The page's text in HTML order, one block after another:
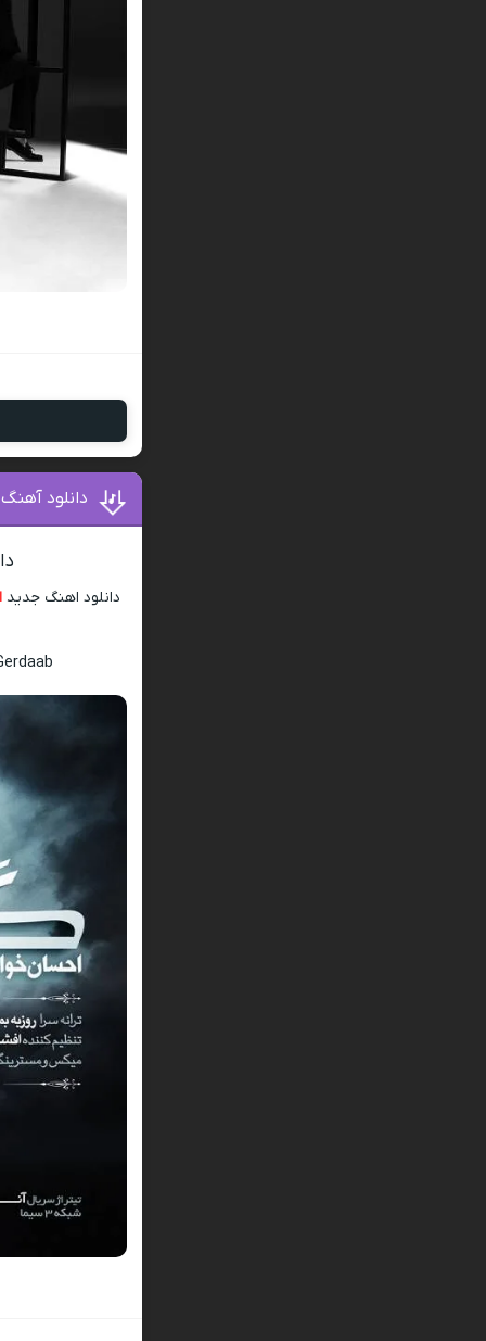
دانلود
دانلود اهنگ جدید